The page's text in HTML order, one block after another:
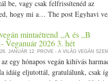
A gyümölcsök közül a
megjelenik a füge is. Az
fűszer nyárra: édeskömény,
a hőt a testedben. Egy kevés
nincs szezonja, érdemes őket
kókuszreszelék, kókuszzsír,
be, vagy csak felfrissítenéd az
hogy mi a… The post Egyhavi
first on Prove.
mintaétrend ,,A és ,,B
Veganuár 2026 3. hét
JANUÁR 12. PROVE - A VILÁG VEGÁN
egy hónapos vegán kihívás
idáig eljutottál, gratulálunk, csak